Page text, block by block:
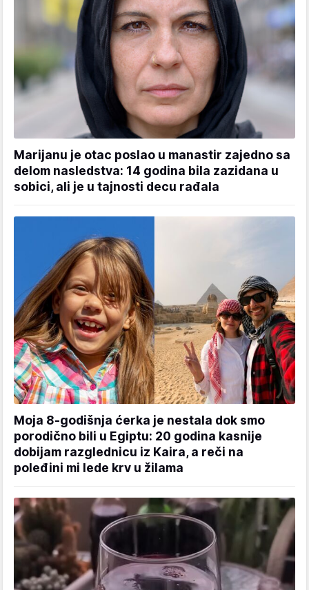
Marijanu je otac poslao u manastir zajedno sa
delom nasledstva: 14 godina bila zazidana u
sobici, ali je u tajnosti decu rađala
Moja 8-godišnja ćerka je nestala dok smo
porodično bili u Egiptu: 20 godina kasnije
dobijam razglednicu iz Kaira, a reči na
poleđini mi lede krv u žilama